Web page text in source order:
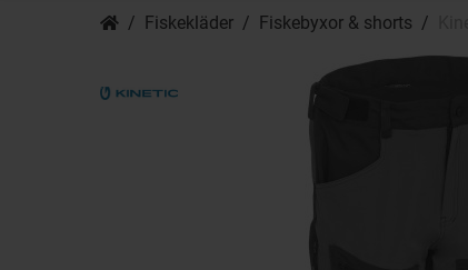
Fiskekläder Fiskebyxor & shorts